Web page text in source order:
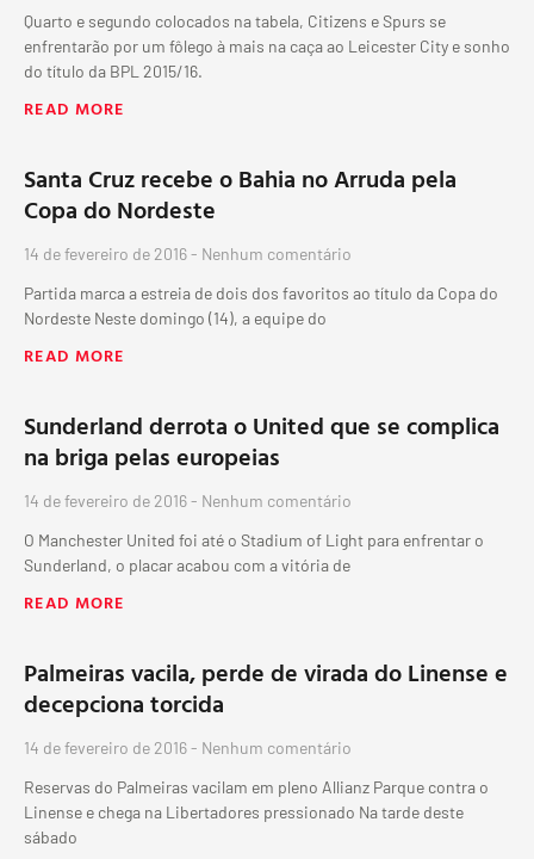
Quarto e segundo colocados na tabela, Citizens e Spurs se
enfrentarão por um fôlego à mais na caça ao Leicester City e sonho
do título da BPL 2015/16.
READ MORE
Santa Cruz recebe o Bahia no Arruda pela
Copa do Nordeste
14 de fevereiro de 2016
Nenhum comentário
Partida marca a estreia de dois dos favoritos ao título da Copa do
Nordeste Neste domingo (14), a equipe do
READ MORE
Sunderland derrota o United que se complica
na briga pelas europeias
14 de fevereiro de 2016
Nenhum comentário
O Manchester United foi até o Stadium of Light para enfrentar o
Sunderland, o placar acabou com a vitória de
READ MORE
Palmeiras vacila, perde de virada do Linense e
decepciona torcida
14 de fevereiro de 2016
Nenhum comentário
Reservas do Palmeiras vacilam em pleno Allianz Parque contra o
Linense e chega na Libertadores pressionado Na tarde deste
sábado